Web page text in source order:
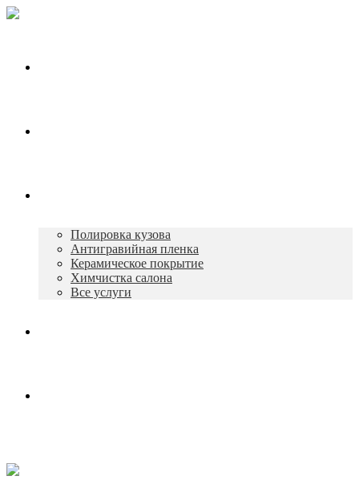
Полировка кузова
Антигравийная пленка
Керамическое покрытие
Химчистка салона
Все услуги